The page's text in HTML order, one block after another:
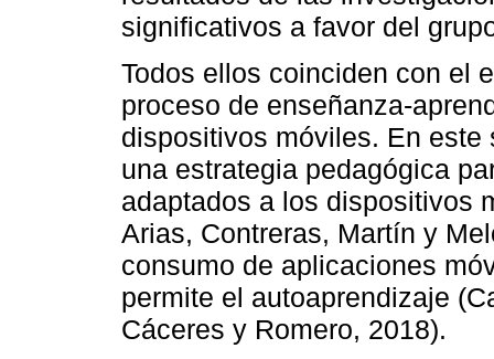
significativos a favor del
Todos ellos coinciden con el
proceso de enseñanza-
dispositivos móviles. En
una estrategia pedagógica
adaptados a los dispositivos
Arias, Contreras, Martín y
consumo de aplicaciones
permite el autoaprendizaje
Cáceres y Romero, 2018).